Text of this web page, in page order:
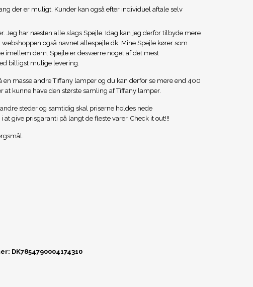
der er muligt. Kunder kan også efter individuel aftale selv
Jeg har næsten alle slags Spejle. Idag kan jeg derfor tilbyde mere
også navnet allespejle.dk. Mine Spejle kører som
imellem dem. Spejle er desværre noget af det mest
billigst mulige levering.
masse andre Tiffany lamper og du kan derfor se mere end 400
kunne have den største samling af Tiffany lamper.
steder og samtidig skal priserne holdes nede
give prisgaranti på langt de fleste varer. Check it out!!!
DK7854790004174310